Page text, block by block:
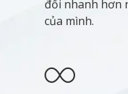
đổi nhanh hơn
của mình.